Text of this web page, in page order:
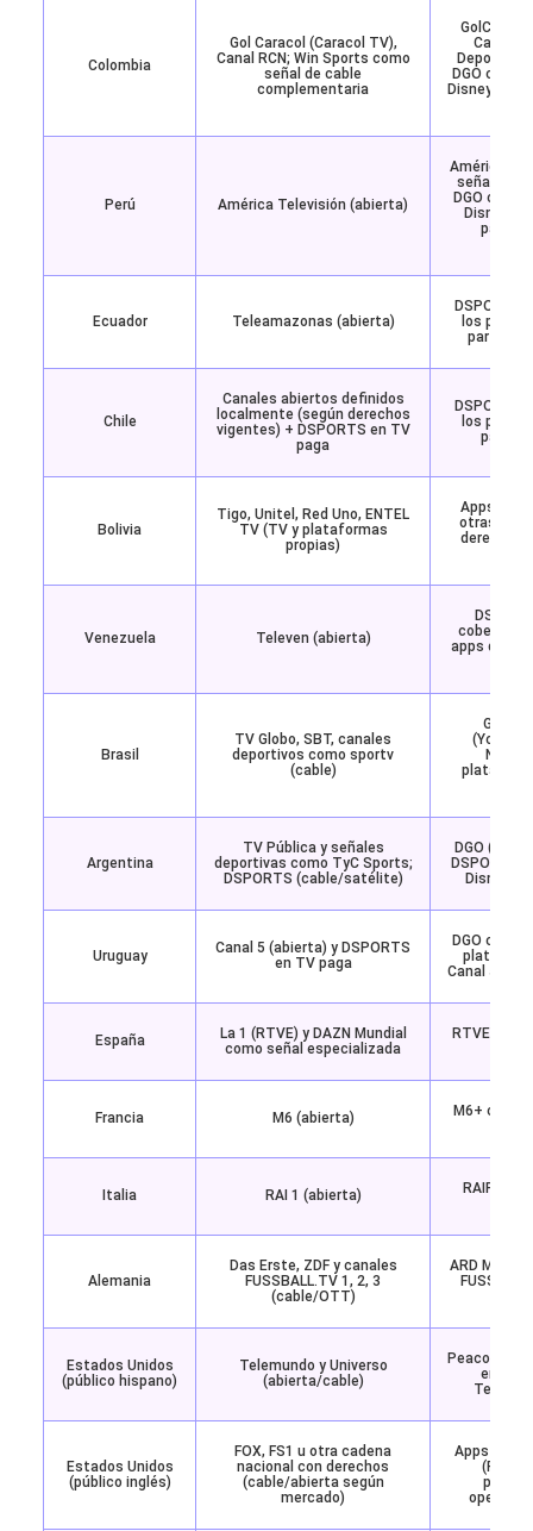
Colombia
Gol Caracol (Caracol TV),
Canal RCN; Win Sports como
señal de cable
complementaria
Caracol;
Deportes
DGO con
Disney+
Perú América Televisión (abierta)
América TV
señal
DGO con
Disney+
Ecuador Teleamazonas (abierta)
DSPORTS
los
partidos
Chile
Canales abiertos definidos
localmente (según derechos
vigentes) + DSPORTS en TV
paga
DSPORTS
los
parte
Bolivia
Tigo, Unitel, Red Uno, ENTEL
TV (TV y plataformas
propias)
Apps de
otras
derechos
Venezuela Televen (abierta)
cobertura
apps de
Brasil
TV Globo, SBT, canales
deportivos como sportv
(cable)
Argentina
TV Pública y señales
deportivas como TyC Sports;
DSPORTS (cable/satélite)
DGO
Disney+
Uruguay
Canal 5 (abierta) y DSPORTS
en TV paga
DGO con
Canal 5 y
España
La 1 (RTVE) y DAZN Mundial
como señal especializada
RTVE Play,
Francia M6 (abierta)
M6+ como
Italia RAI 1 (abierta)
RAIPlay y
Alemania
Das Erste, ZDF y canales
FUSSBALL.TV 1, 2, 3
(cable/OTT)
ARD
Estados Unidos
(público hispano)
Telemundo y Universo
(abierta/cable)
Peacock
en
Estados Unidos
(público inglés)
FOX, FS1 u otra cadena
nacional con derechos
(cable/abierta según
mercado)
Apps
(FOX